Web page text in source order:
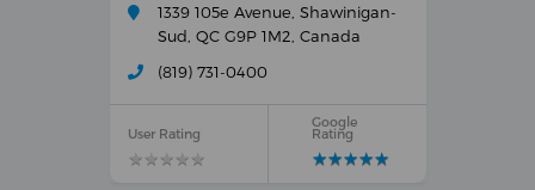
1339 105e Avenue, Shawinigan-
Sud, QC G9P 1M2, Canada
(819) 731-0400
User Rating
★★★★★
★★★★★
Google
Rating
★★★★★
★★★★★